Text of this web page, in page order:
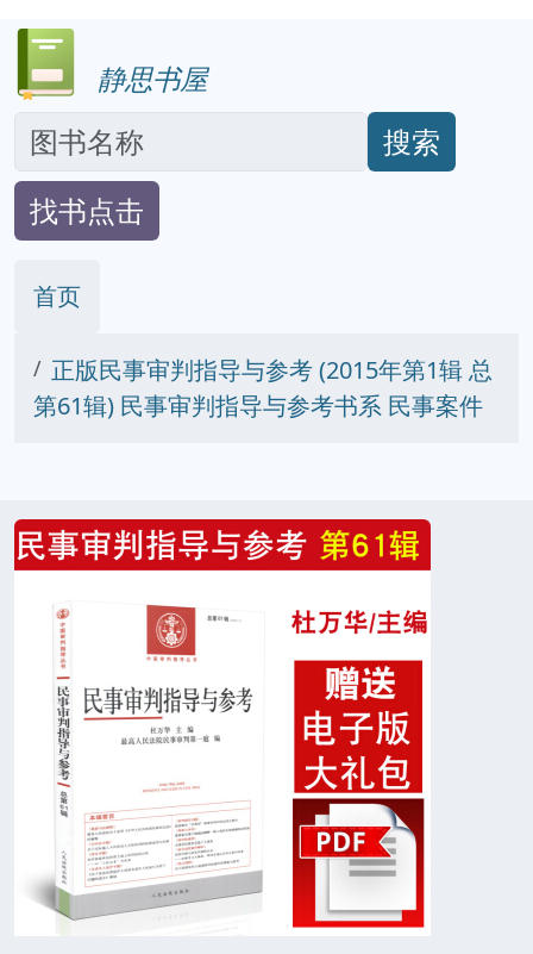
静思书屋
搜索
找书点击
首页
正版民事审判指导与参考 (2015年第1辑 总
第61辑) 民事审判指导与参考书系 民事案件